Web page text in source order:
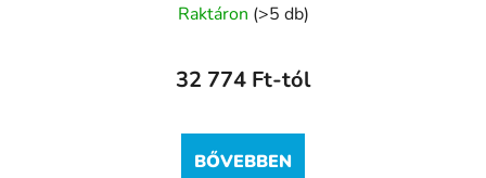
Raktáron (>5 db)
32 774 Ft-tól
BŐVEBBEN